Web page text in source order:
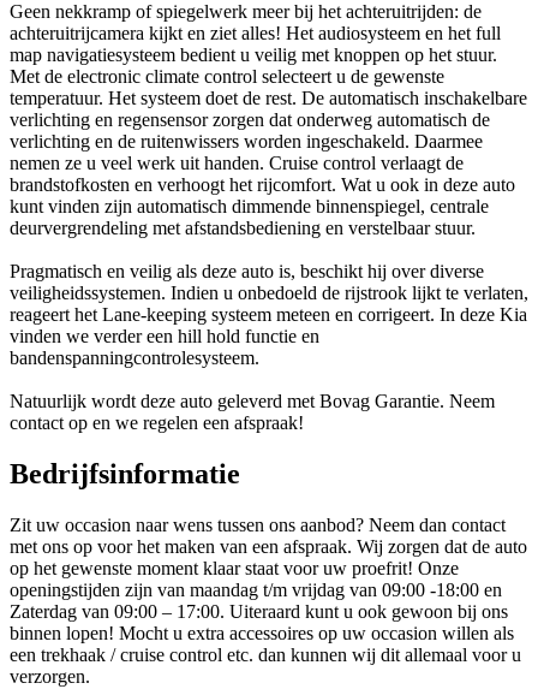
Geen nekkramp of spiegelwerk meer bij het achteruitrijden: de
achteruitrijcamera kijkt en ziet alles! Het audiosysteem en het full
map navigatiesysteem bedient u veilig met knoppen op het stuur.
Met de electronic climate control selecteert u de gewenste
temperatuur. Het systeem doet de rest. De automatisch inschakelbare
verlichting en regensensor zorgen dat onderweg automatisch de
verlichting en de ruitenwissers worden ingeschakeld. Daarmee
nemen ze u veel werk uit handen. Cruise control verlaagt de
brandstofkosten en verhoogt het rijcomfort. Wat u ook in deze auto
kunt vinden zijn automatisch dimmende binnenspiegel, centrale
deurvergrendeling met afstandsbediening en verstelbaar stuur.
Pragmatisch en veilig als deze auto is, beschikt hij over diverse
veiligheidssystemen. Indien u onbedoeld de rijstrook lijkt te verlaten,
reageert het Lane-keeping systeem meteen en corrigeert. In deze Kia
vinden we verder een hill hold functie en
bandenspanningcontrolesysteem.
Natuurlijk wordt deze auto geleverd met Bovag Garantie. Neem
contact op en we regelen een afspraak!
Bedrijfsinformatie
Zit uw occasion naar wens tussen ons aanbod? Neem dan contact
met ons op voor het maken van een afspraak. Wij zorgen dat de auto
op het gewenste moment klaar staat voor uw proefrit! Onze
openingstijden zijn van maandag t/m vrijdag van 09:00 -18:00 en
Zaterdag van 09:00 – 17:00. Uiteraard kunt u ook gewoon bij ons
binnen lopen! Mocht u extra accessoires op uw occasion willen als
een trekhaak / cruise control etc. dan kunnen wij dit allemaal voor u
verzorgen.